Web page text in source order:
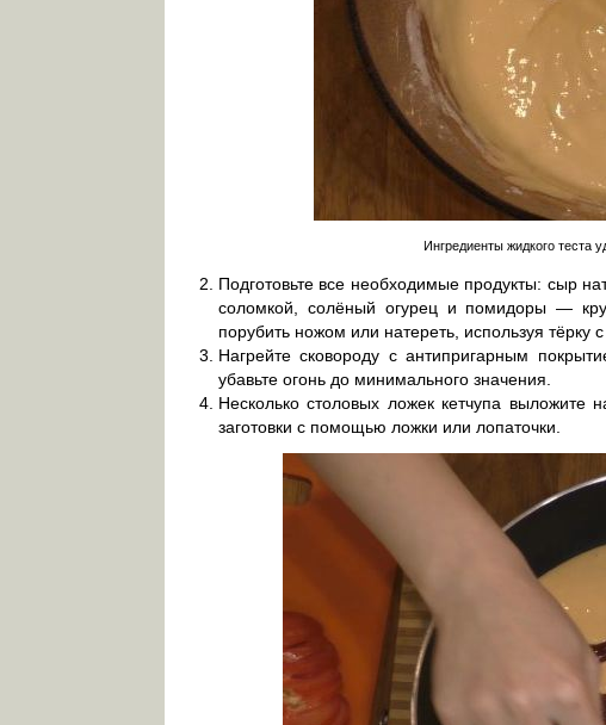
Ингредиенты жидкого теста
Подготовьте все необходимые продукты: сыр
соломкой, солёный огурец и помидоры —
порубить ножом или натереть, используя
Нагрейте сковороду с антипригарным
убавьте огонь до минимального значения.
Несколько столовых ложек кетчупа выложите
заготовки с помощью ложки или лопаточки.